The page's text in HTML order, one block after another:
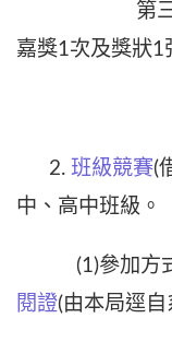
第三名：
嘉獎1次及獎狀1
2. 班級競賽(
中、高中班級。
(1)參加方式:
閱證(由本局逕自